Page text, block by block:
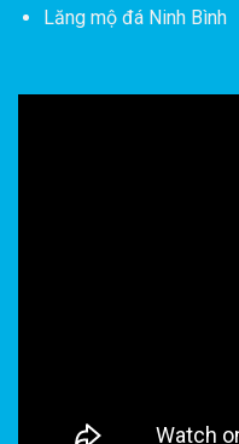
Lăng mộ đá Ninh Bình